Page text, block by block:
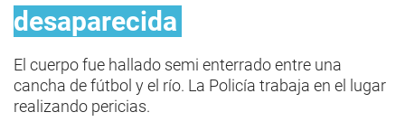
desaparecida
El cuerpo fue hallado semi enterrado entre una
cancha de fútbol y el río. La Policía trabaja en el lugar
realizando pericias.